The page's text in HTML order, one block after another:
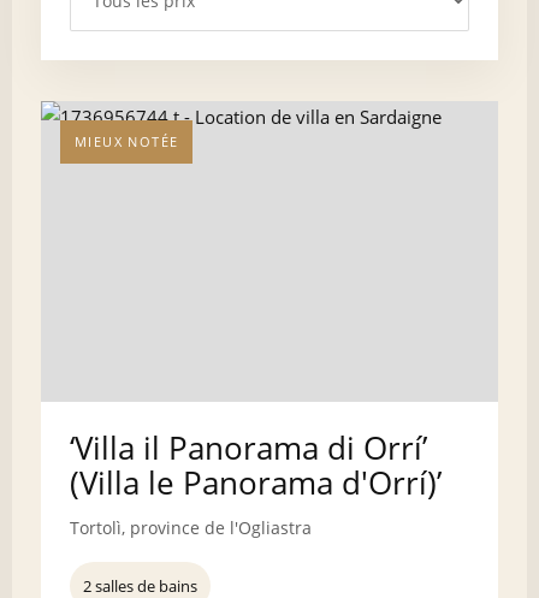
MIEUX NOTÉE
‘Villa il Panorama di Orrí’
(Villa le Panorama d'Orrí)’
Tortolì, province de l'Ogliastra
2 salles de bains